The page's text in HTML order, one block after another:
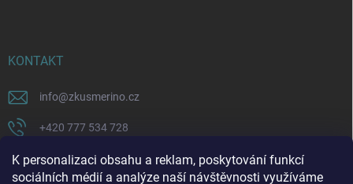
K personalizaci obsahu a reklam, poskytování funkcí
sociálních médií a analýze naší návštěvnosti využíváme
KONTAKT
info@zkusmerino.cz
+420 777 534 728
https://www.facebook.com/zkusmerino/